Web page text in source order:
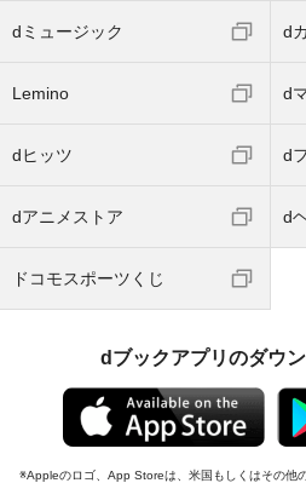
dミュージック d
Lemino d
dヒッツ d
dアニメストア d
ドコモスポーツくじ
dブックアプリのダウ
Appleのロゴ、App Storeは、米国もしくはその他